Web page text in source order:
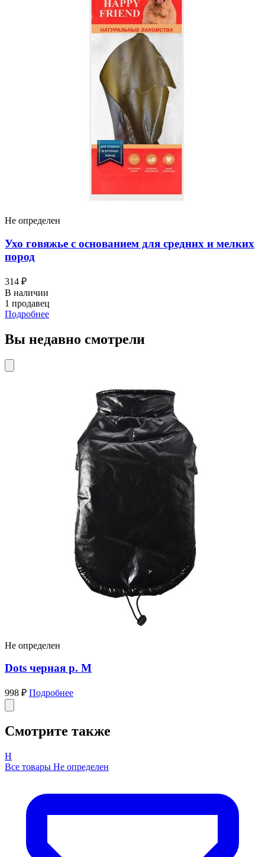
Не определен
Ухо говяжье с основанием для средних и мелких
пород
314 ₽
В наличии
1 продавец
Подробнее
Вы недавно смотрели
Не определен
Dots черная р. M
998 ₽ Подробнее
Смотрите также
Н
Все товары Не определен